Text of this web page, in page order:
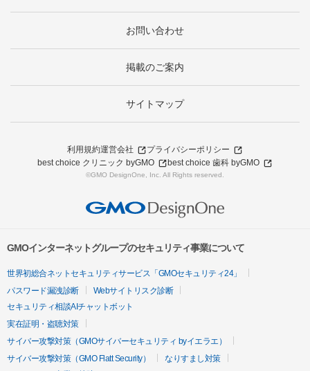
お問い合わせ
掲載のご案内
サイトマップ
利用規約運営会社
プライバシーポリシー
best choice クリニック byGMO
best choice 歯科 byGMO
©GMO DesignOne, Inc. All Rights reserved.
GMOインターネットグループのセキュリティ事業について
世界初総合ネットセキュリティサービス「GMOセキュリティ24」
パスワード漏洩診断
Webサイトリスク診断
セキュリティ相談AIチャットボット
実在証明・盗聴対策
サイバー攻撃対策（GMOサイバーセキュリティ byイエラエ）
サイバー攻撃対策（GMO Flatt Security）
なりすまし対策